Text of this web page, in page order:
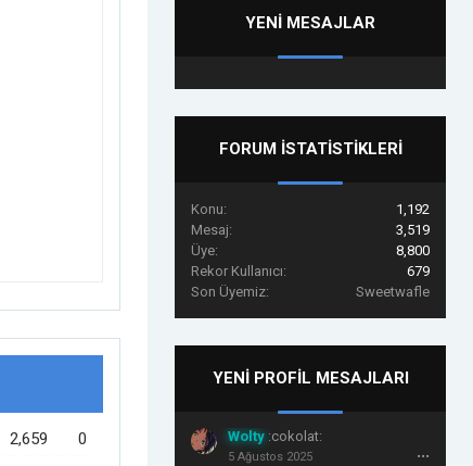
0
2,659
YENI MESAJLAR
FORUM İSTATISTIKLERI
Konu:
1,192
Mesaj:
3,519
Üye:
8,800
Rekor Kullanıcı:
679
Son Üyemiz:
Sweetwafle
YENI PROFIL MESAJLARI
Wolty :cokolat:
5 Ağustos 2025 •••